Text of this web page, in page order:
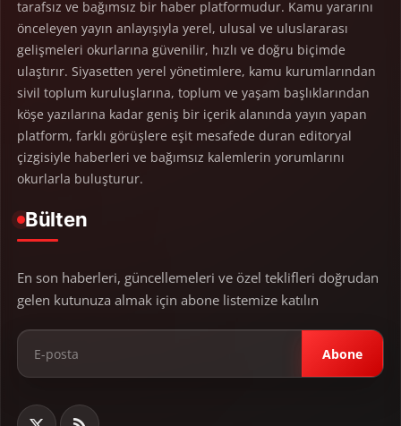
tarafsız ve bağımsız bir haber platformudur. Kamu yararını
önceleyen yayın anlayışıyla yerel, ulusal ve uluslararası
gelişmeleri okurlarına güvenilir, hızlı ve doğru biçimde
ulaştırır. Siyasetten yerel yönetimlere, kamu kurumlarından
sivil toplum kuruluşlarına, toplum ve yaşam başlıklarından
köşe yazılarına kadar geniş bir içerik alanında yayın yapan
platform, farklı görüşlere eşit mesafede duran editoryal
çizgisiyle haberleri ve bağımsız kalemlerin yorumlarını
okurlarla buluşturur.
Bülten
En son haberleri, güncellemeleri ve özel teklifleri doğrudan
gelen kutunuza almak için abone listemize katılın
Abone